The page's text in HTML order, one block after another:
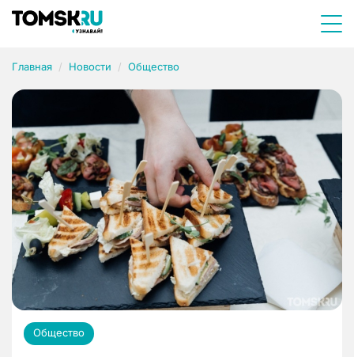
Главная Новости Общество
Общество